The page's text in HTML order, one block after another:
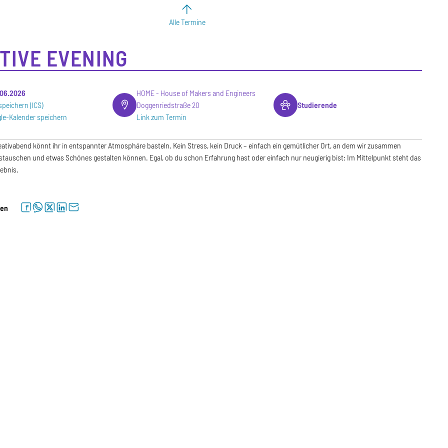
Alle Termine
EVENING
(ICS)
Kalender speichern
HOME - House of Makers and Engineers
Doggenriedstraße 20
Link zum Termin
Studierende
könnt ihr in entspannter Atmosphäre basteln. Kein Stress, kein Druck – einfach ein gemütlicher Ort, an dem wir zusammen
und etwas Schönes gestalten können. Egal, ob du schon Erfahrung hast oder einfach nur neugierig bist: Im Mittelpunkt steht das
facebookwhatsapptwitterlinkedinletter